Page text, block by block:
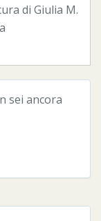
di Giulia M.
sei ancora